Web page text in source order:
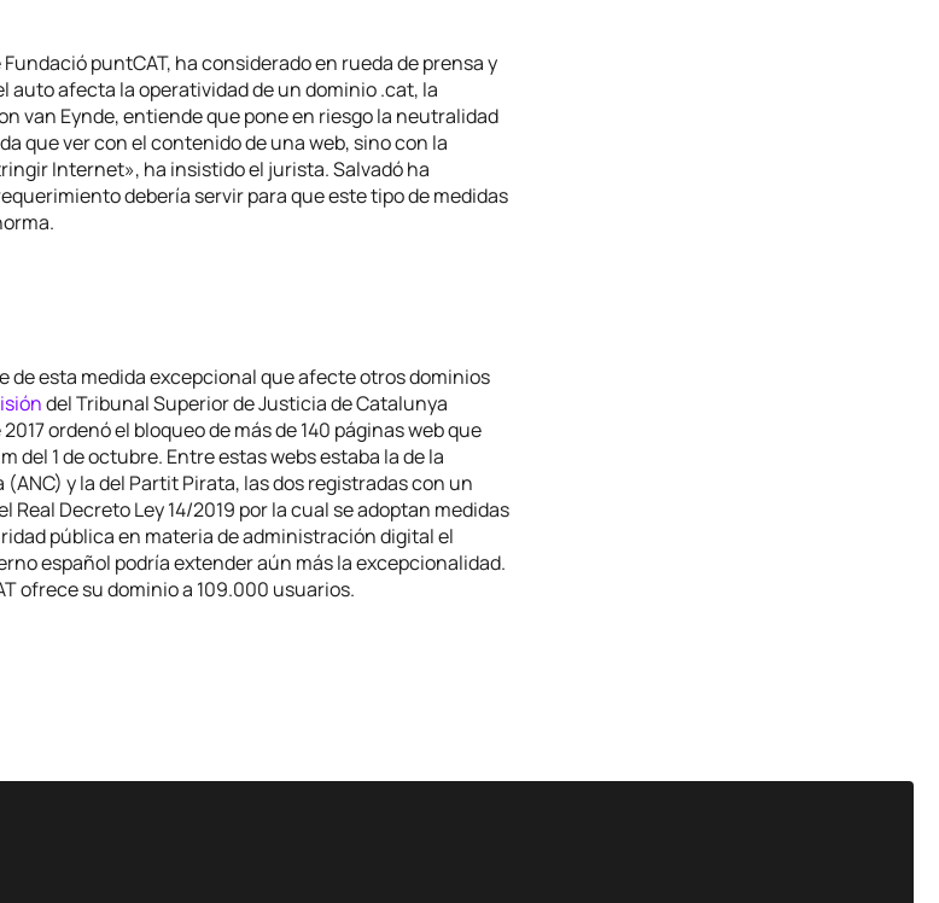
puntCAT, ha considerado en rueda de prensa y
auto afecta la operatividad de un dominio .cat, la
van Eynde, entiende que pone en riesgo la neutralidad
que ver con el contenido de una web, sino con la
Internet», ha insistido el jurista. Salvadó ha
debería servir para que este tipo de medidas
de esta medida excepcional que afecte otros dominios
del Tribunal Superior de Justicia de Catalunya
ordenó el bloqueo de más de 140 páginas web que
del 1 de octubre. Entre estas webs estaba la de la
y la del Partit Pirata, las dos registradas con un
Real Decreto Ley 14/2019 por la cual se adoptan medidas
pública en materia de administración digital el
español podría extender aún más la excepcionalidad.
ofrece su dominio a 109.000 usuarios.